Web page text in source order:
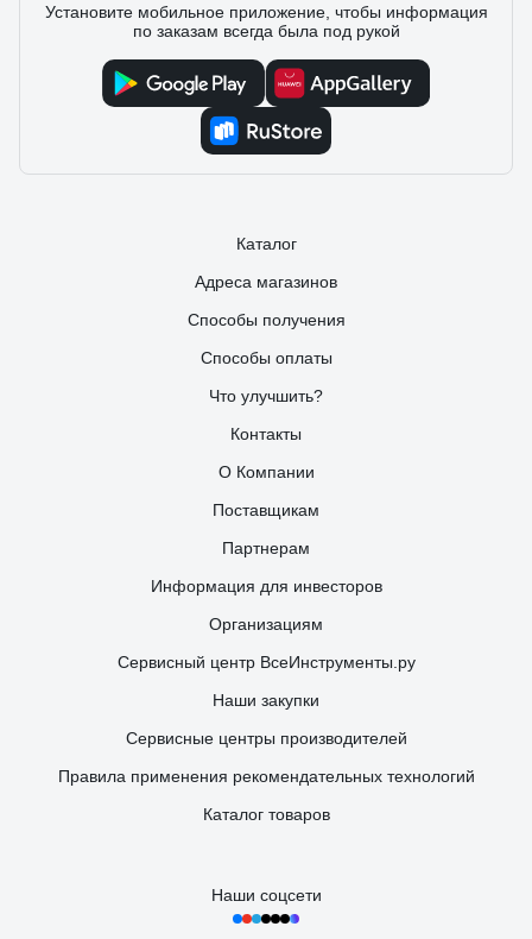
Установите мобильное приложение, чтобы информация
по заказам всегда была под рукой
Каталог
Адреса магазинов
Способы получения
Способы оплаты
Что улучшить?
Контакты
О Компании
Поставщикам
Партнерам
Информация для инвесторов
Организациям
Сервисный центр ВсеИнструменты.ру
Наши закупки
Сервисные центры производителей
Правила применения рекомендательных технологий
Каталог товаров
Наши соцсети